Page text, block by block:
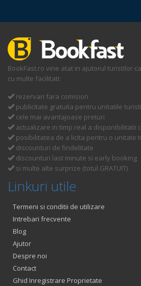
BookFast.ro vine atat in ajutorul turistilor
cu multe facilitati:
rezervari fara comision
publicitate gratuita pentru unitatile
cele mai avantajoase preturi
actualizare in timp real a disponibilitatii
posibilitatea de a licita pentru o unitate
discounturi de findelitate
discounturi last minute si early booking
si multe alte surprize (totul GRATUIT)
Linkuri utile
Termeni si conditii de utilizare
Intrebari frecvente
Blog
Ajutor
Despre noi
Contact
Ghid Inregistrare Proprietate